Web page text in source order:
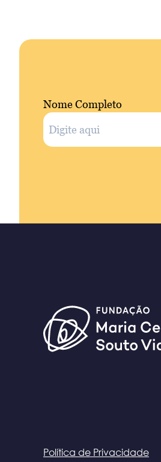
Nome Completo
Política de Privacidade